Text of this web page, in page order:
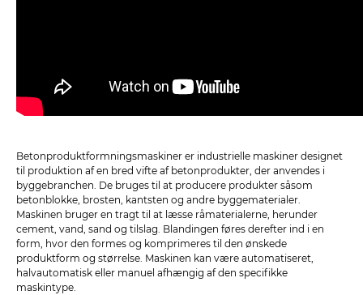
Betonproduktformningsmaskiner er industrielle maskiner designet
til produktion af en bred vifte af betonprodukter, der anvendes i
byggebranchen. De bruges til at producere produkter såsom
betonblokke, brosten, kantsten og andre byggematerialer.
Maskinen bruger en tragt til at læsse råmaterialerne, herunder
cement, vand, sand og tilslag. Blandingen føres derefter ind i en
form, hvor den formes og komprimeres til den ønskede
produktform og størrelse. Maskinen kan være automatiseret,
halvautomatisk eller manuel afhængig af den specifikke
maskintype.